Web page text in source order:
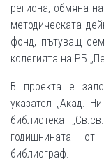
региона, обмяна
методическата
фонд, пътуващ
колегията на РБ
В проекта е
указател „Акад.
библиотека
годишнината
библиограф.